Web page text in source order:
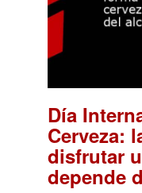
Día
Cerveza:
disfrutar
depende